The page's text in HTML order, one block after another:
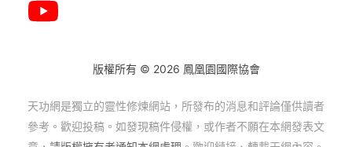
版權所有 © 2026 鳳凰園國際協會
天功網是獨立的靈性修煉網站，所發布的消息和評論僅供讀者
參考。歡迎投稿。如發現稿件侵權，或作者不願在本網發表文